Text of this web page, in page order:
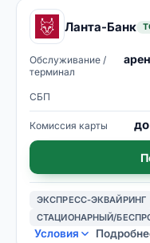
Ланта-Банк
Обслуживание /
терминал
СБП
Комиссия карты
ЭКСПРЕСС-ЭКВАЙРИНГ
СТАЦИОНАРНЫЙ/
Условия